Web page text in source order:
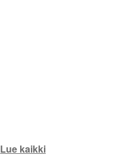
Lue kaikki